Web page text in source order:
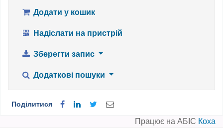
Додати у кошик
Надіслати на пристрій
Зберегти запис
Додаткові пошуки
Поділитися
Працює на АБІС Коха